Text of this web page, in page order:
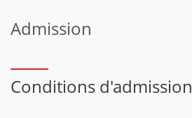
Admission
Conditions d'admission